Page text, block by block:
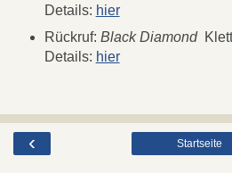
Details: hier
Rückruf: Black Diamond
Details: hier
‹ Startseite